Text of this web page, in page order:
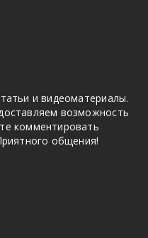
и видеоматериалы.
возможность
комментировать
общения!